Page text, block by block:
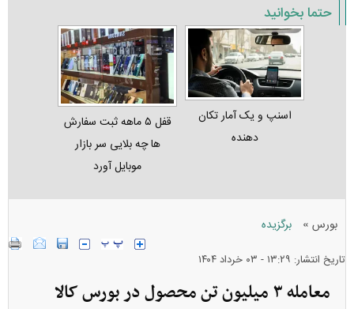
حتما بخوانید
اسنپ و یک آمار تکان‌
دهنده
قفل ۵ ماهه ثبت‌ سفارش‌
ها چه بلایی سر بازار
موبایل آورد
بورس » برگزیده
تاریخ انتشار: ۱۳:۲۹ - ۰۳ خرداد ۱۴۰۴
معامله ۳ میلیون تن محصول در بورس کالا